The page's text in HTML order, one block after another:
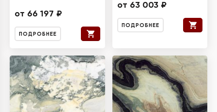
от 66 197 ₽
ПОДРОБНЕЕ
от 63 003 ₽
ПОДРОБНЕЕ